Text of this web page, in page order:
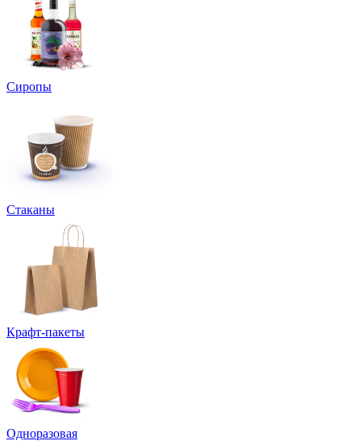
Сиропы
Стаканы
Крафт-пакеты
Одноразовая